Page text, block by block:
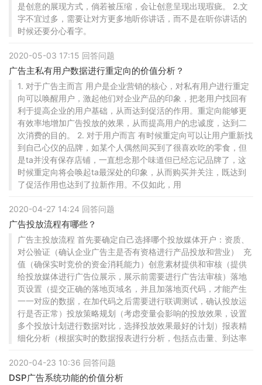
是创意的展现方式，倘若被压缩，会让创意呈现出现瑕疵。 2.文
字不宜过多，需要让对方更多地听你讲话，而不是在听你讲话的
时候还要分心看字。
2020-05-03 17:15 回答问题
广告主私有用户数据进行重定向的价值分析？
1. 对于广告主而言 用户是企业营销的核心，对私有用户进行重定
向可以唤醒用户，激起他们对企业产品的印象，把老用户找回有
利于提高企业的用户基础，从而达到促活的作用。重定向能够更
有效率地增加广告投放的效果，从而提高用户的忠诚度，达到二
次消费的目的。 2. 对于用户而言 有时候重定向可以让用户重新找
到自己心仪的品牌，如某个人偶然间买到了很喜欢吃的零食，但
是ta并没有保存店铺，一直想念那个味道但已经忘记品牌了，这
时候重定向将会唤起ta最深处的印象，从而购买并关注，既达到
了促活作用也达到了拉新作用。不仅如此，用
2020-04-27 14:24 回答问题
广告投放流程有哪些？
广告主投放流程 首先要确定自己选择哪个投放媒体开户：资质、
对公验证（确认企业广告主是否有资格进行产品投放和营业） 充
值（确保实时竞价的资金消耗能力）创意素材提供和审核（提供
给投放媒体进行广告位展示，展示前需要进行广告法审核）落地
页设置（提交正确的落地页域名，并且加落地页代码，才能产生
一一对应的数据，在加代码之后需要进行联调测试，确认投放运
行是否正常）投放策略规划（考虑变量会影响的投放效果，设置
多个投放计划进行数据对比，选择投放效果最好的计划）报表精
细化分析（根据实时的数据报表进行分析，包括点击量、到达率
2020-04-23 10:36 回答问题
DSP广告系统功能的价值分析